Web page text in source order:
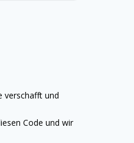
verschafft und
Code und wir